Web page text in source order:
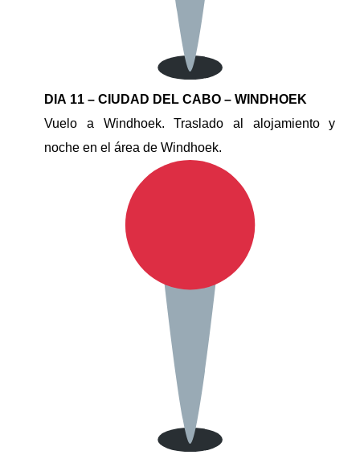
DIA 11 – CIUDAD DEL CABO – WINDHOEK
Vuelo a Windhoek. Traslado al alojamiento y
noche en el área de Windhoek.